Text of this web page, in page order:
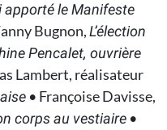
apporté le Manifeste
Bugnon,L’élection
Pencalet, ouvrière
Lambert, réalisateur
• Françoise Davisse,
corps au vestiaire •